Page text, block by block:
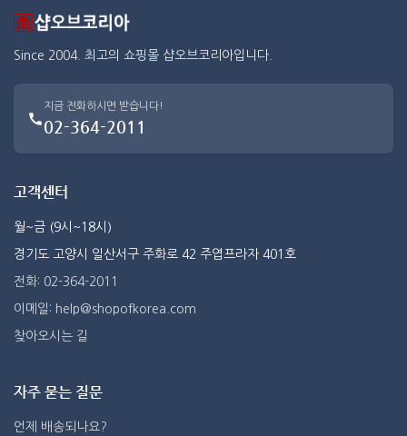
Since 2004. 최고의 쇼핑몰 샵오브코리아입니다.
지금 전화하시면 받습니다!
02-364-2011
고객센터
월~금 (9시~18시)
경기도 고양시 일산서구 주화로 42 주엽프라자 401호
전화: 02-364-2011
이메일: help@shopofkorea.com
찾아오시는 길
자주 묻는 질문
언제 배송되나요?